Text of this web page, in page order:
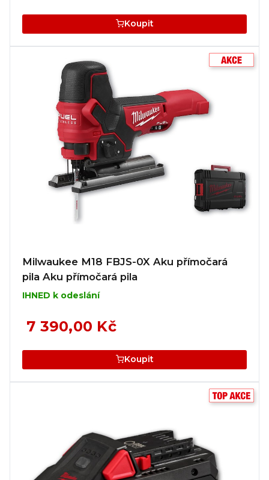
Koupit
Milwaukee M18 FBJS-0X Aku přímočará
pila Aku přímočará pila
IHNED k odeslání
7 390,00 Kč
Koupit